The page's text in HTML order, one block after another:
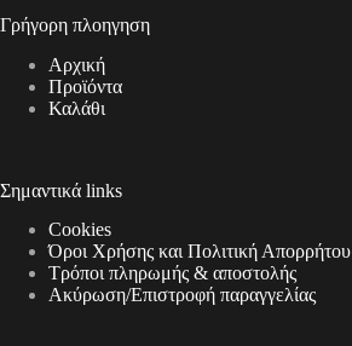
Γρήγορη πλοηγηση
Αρχική
Προϊόντα
Καλάθι
Σημαντικά links
Cookies
Όροι Χρήσης και Πολιτική Απορρήτου
Τρόποι πληρωμής & αποστολής
Aκύρωση/Επιστροφή παραγγελίας